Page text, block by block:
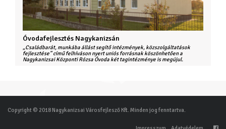
Óvodafejlesztés Nagykanizsán
„Családbarát, munkába állást segítő intézmények, közszolgáltatások
fejlesztése” című felhíváson nyert uniós forrásnak köszönhetően a
Nagykanizsai Központi Rózsa Óvoda két tagintézménye is megújul.
Copyright © 2018 Nagykanizsai Városfejlesző Kft. Minden jog fenntartva.